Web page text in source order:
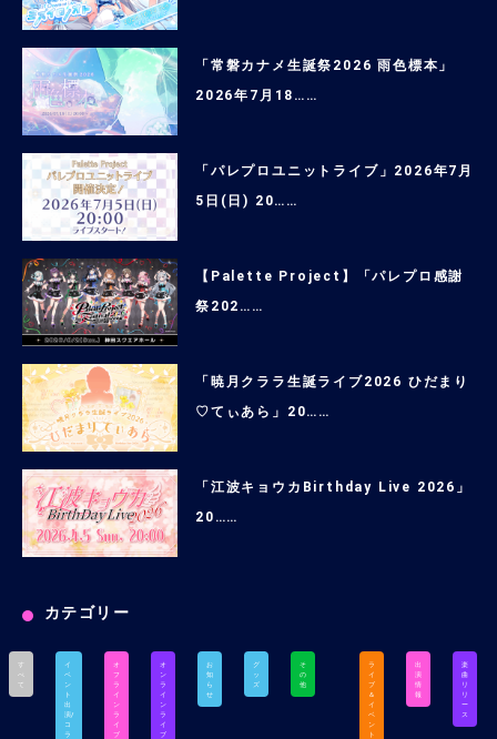
「常磐カナメ生誕祭2026 雨色標本」
2026年7月18……
「パレプロユニットライブ」2026年7月
5日(日) 20……
【Palette Project】「パレプロ感謝
祭202……
「暁月クララ生誕ライブ2026 ひだまり
♡てぃあら」20……
「江波キョウカBirthday Live 2026」
20……
カテゴリー
す
べ
て
イ
ベ
ン
ト
出
演/
コ
ラ
オ
フ
ラ
イ
ン
ラ
イ
ブ
オ
ン
ラ
イ
ン
ラ
イ
ブ
お
知
ら
せ
グ
ッ
ズ
そ
の
他
ラ
イ
ブ
＆
イ
ベ
ン
ト
出
演
情
報
楽
曲
リ
リ
ー
ス